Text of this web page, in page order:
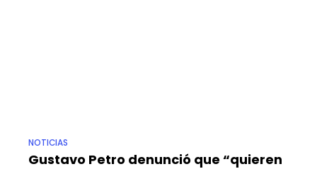
NOTICIAS
Gustavo Petro denunció que “quieren